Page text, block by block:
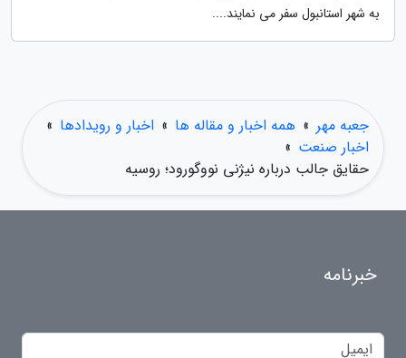
به شهر استانبول سفر می نمایند....
جعبه مهر » همه اخبار و مقاله ها » اخبار و رویدادها »
اخبار صنعت »
حقایق جالب درباره نیژنی نووگورود؛ روسیه
خبرنامه